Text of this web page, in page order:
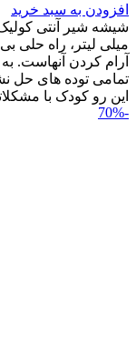
افزودن به سبد خرید
میلی لیتر، راه حلی
آرام کردن
تمامی توده های حل
این رو کودک با
-70%